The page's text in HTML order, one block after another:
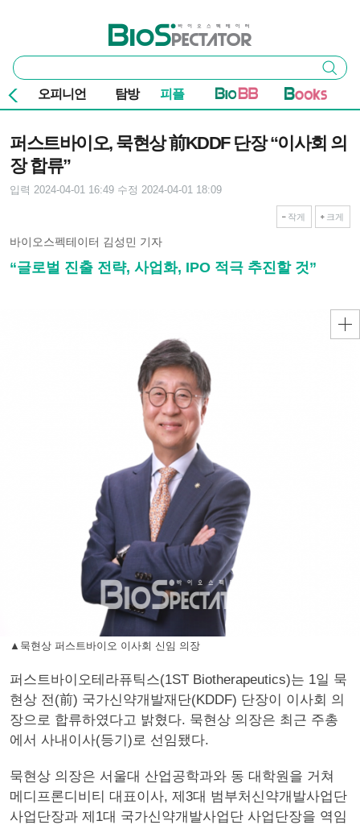
바이오스펙테이터
통
합
검
색
검색
오피니언 탐방 피플
퍼스트바이오, 묵현상 前KDDF 단장 “이사회 의
장 합류”
입력 2024-04-01 16:49 수정 2024-04-01 18:09
작게 크게
바이오스펙테이터 김성민 기자
“글로벌 진출 전략, 사업화, IPO 적극 추진할 것”
▲묵현상 퍼스트바이오 이사회 신임 의장
퍼스트바이오테라퓨틱스(1ST Biotherapeutics)는 1일 묵
현상 전(前) 국가신약개발재단(KDDF) 단장이 이사회 의
장으로 합류하였다고 밝혔다. 묵현상 의장은 최근 주총
에서 사내이사(등기)로 선임됐다.
묵현상 의장은 서울대 산업공학과와 동 대학원을 거쳐
메디프론디비티 대표이사, 제3대 범부처신약개발사업단
사업단장과 제1대 국가신약개발사업단 사업단장을 역임